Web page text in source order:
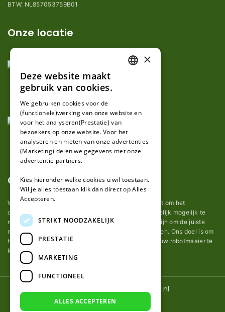
BTW: NL857053759B01
Onze locatie
Over ons
Wij van robotmaaier-mesjes.nl doen ons uiterste best om het
onderhoud van robot grasmaaier mesjes zo gemakkelijk mogelijk te
maken. Uit ervaring merkten we hoe lastig het kan zijn om de juiste
messen voor een automatische grasmachine te vinden. Ons doel is om
het u makkelijk te maken om de goede mesjes voor uw robotmaaier te
kopen.
© 2026 Robotmaaier-mesjes.nl
GERMAN
×
Deze website maakt
gebruik van cookies.
We gebruiken cookies voor de
(functionele)werking van onze website en
voor het analyseren(Prestatie) van
bezoekers op onze website. Voor het
analyseren en meten van onze advertenties
(Marketing) delen we gegevens met onze
advertentie partners.
Kies hieronder welke cookies u wil toestaan.
Wil je alles toestaan klik dan direct op Alles
Accepteren.
STRIKT NOODZAKELIJK
PRESTATIE
MARKETING
FUNCTIONEEL
ALLES ACCEPTEREN